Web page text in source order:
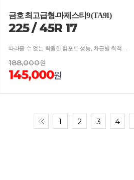
금호 최고급형-마제스티9 (TA91)
225/45R 17
188,000원
145,000원
1 2 3 4